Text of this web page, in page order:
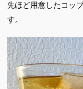
先ほど用意したコップ
す。